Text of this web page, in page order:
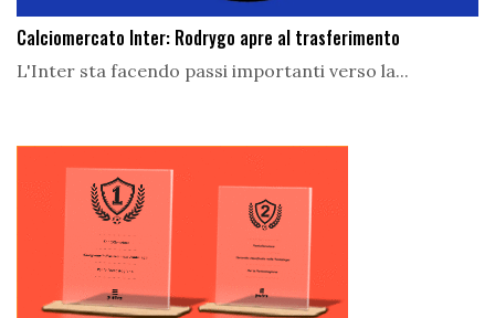
Calciomercato Inter: Rodrygo apre al trasferimento
L'Inter sta facendo passi importanti verso la...